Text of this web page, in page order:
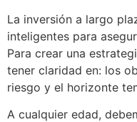
La inversión a largo
inteligentes para
Para crear una
tener claridad en: los
riesgo y el horizonte
A cualquier edad,